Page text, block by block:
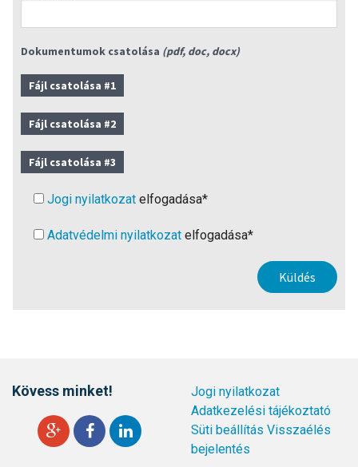
Dokumentumok csatolása (pdf, doc, docx)
Fájl csatolása #1
Fájl csatolása #2
Fájl csatolása #3
Jogi nyilatkozat elfogadása*
Adatvédelmi nyilatkozat elfogadása*
Kövess minket!
Jogi nyilatkozat
Adatkezelési tájékoztató
Süti beállítás Visszaélés
bejelentés